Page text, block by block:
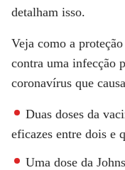
detalham isso.
Veja como a
contra uma infecção
coronavírus que
Duas doses da
eficazes entre dois e
Uma dose da